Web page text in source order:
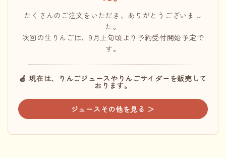
🍹 ジュース
🎁 その他オリジナル商品
INFORMATION
ACCOUNT MENU
ようこそ ゲスト 様
たくさんのご注文をいただき、ありがとうございまし
た。
次回の生りんごは、9月上旬頃より予約受付開始予定で
す。
🍎 現在は、りんごジュースやりんごサイダーを販売して
おります。
ジュースその他を見る ＞